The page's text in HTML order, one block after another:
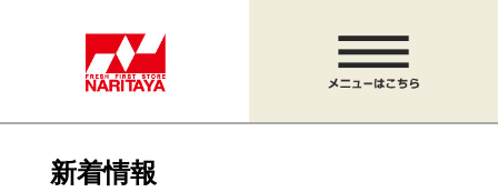
新着情報